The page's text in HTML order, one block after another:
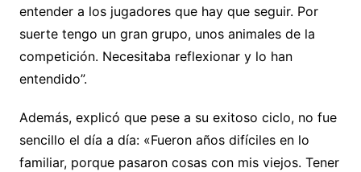
entender a los jugadores que hay que seguir. Por
suerte tengo un gran grupo, unos animales de la
competición. Necesitaba reflexionar y lo han
entendido”.
Además, explicó que pese a su exitoso ciclo, no fue
sencillo el día a día: «Fueron años difíciles en lo
familiar, porque pasaron cosas con mis viejos. Tener